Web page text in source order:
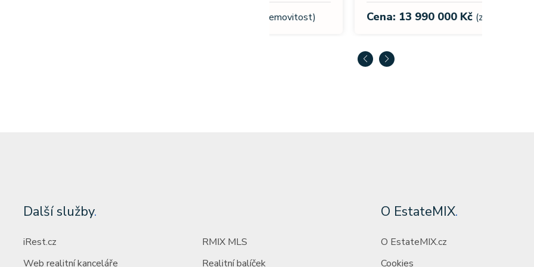
Cena: 13 990 000 Kč(za nemovitost)
Další služby.
iRest.cz
Web realitní kanceláře
RMIX MLS
Realitní balíček
O EstateMIX.
O EstateMIX.cz
Cookies